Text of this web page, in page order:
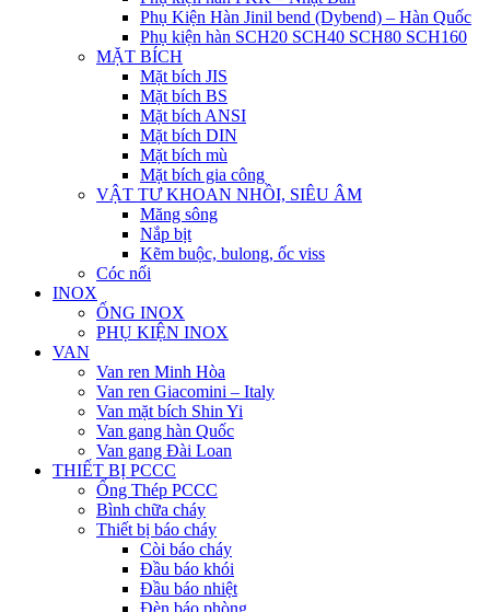
Phụ Kiện Hàn Jinil bend (Dybend) – Hàn Quốc
Phụ kiện hàn SCH20 SCH40 SCH80 SCH160
MẶT BÍCH
Mặt bích JIS
Mặt bích BS
Mặt bích ANSI
Mặt bích DIN
Mặt bích mù
Mặt bích gia công
VẬT TƯ KHOAN NHỒI, SIÊU ÂM
Măng sông
Nắp bịt
Kẽm buộc, bulong, ốc viss
Cóc nối
INOX
ỐNG INOX
PHỤ KIỆN INOX
VAN
Van ren Minh Hòa
Van ren Giacomini – Italy
Van mặt bích Shin Yi
Van gang hàn Quốc
Van gang Đài Loan
THIẾT BỊ PCCC
Ống Thép PCCC
Bình chữa cháy
Thiết bị báo cháy
Còi báo cháy
Đầu báo khói
Đầu báo nhiệt
Đèn báo phòng